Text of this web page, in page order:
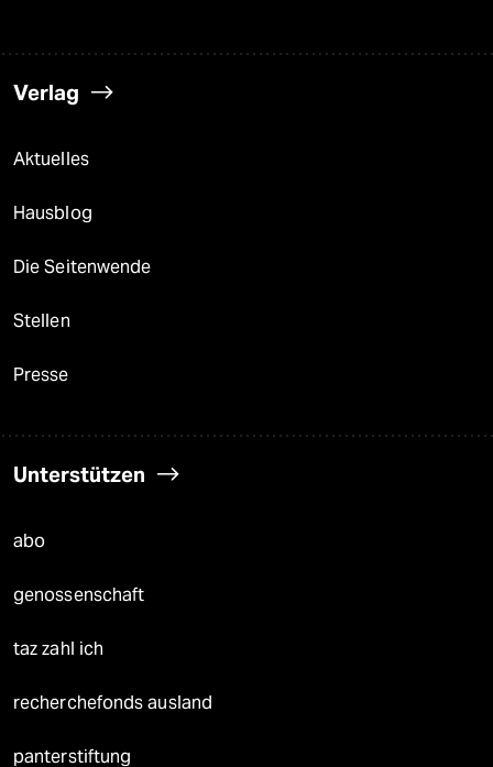
Verlag
Aktuelles
Hausblog
Die Seitenwende
Stellen
Presse
Unterstützen
abo
genossenschaft
taz zahl ich
recherchefonds ausland
panterstiftung